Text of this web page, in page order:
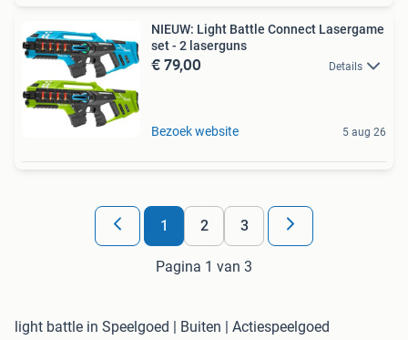
NIEUW: Light Battle Connect Lasergame
set - 2 laserguns
€ 79,00 Details
Bezoek website 5 aug 26
1 2 3
Pagina 1 van 3
light battle in Speelgoed | Buiten | Actiespeelgoed